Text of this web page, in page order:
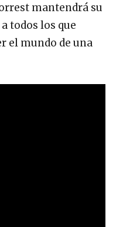
mantendrá su
todos los que
el mundo de una